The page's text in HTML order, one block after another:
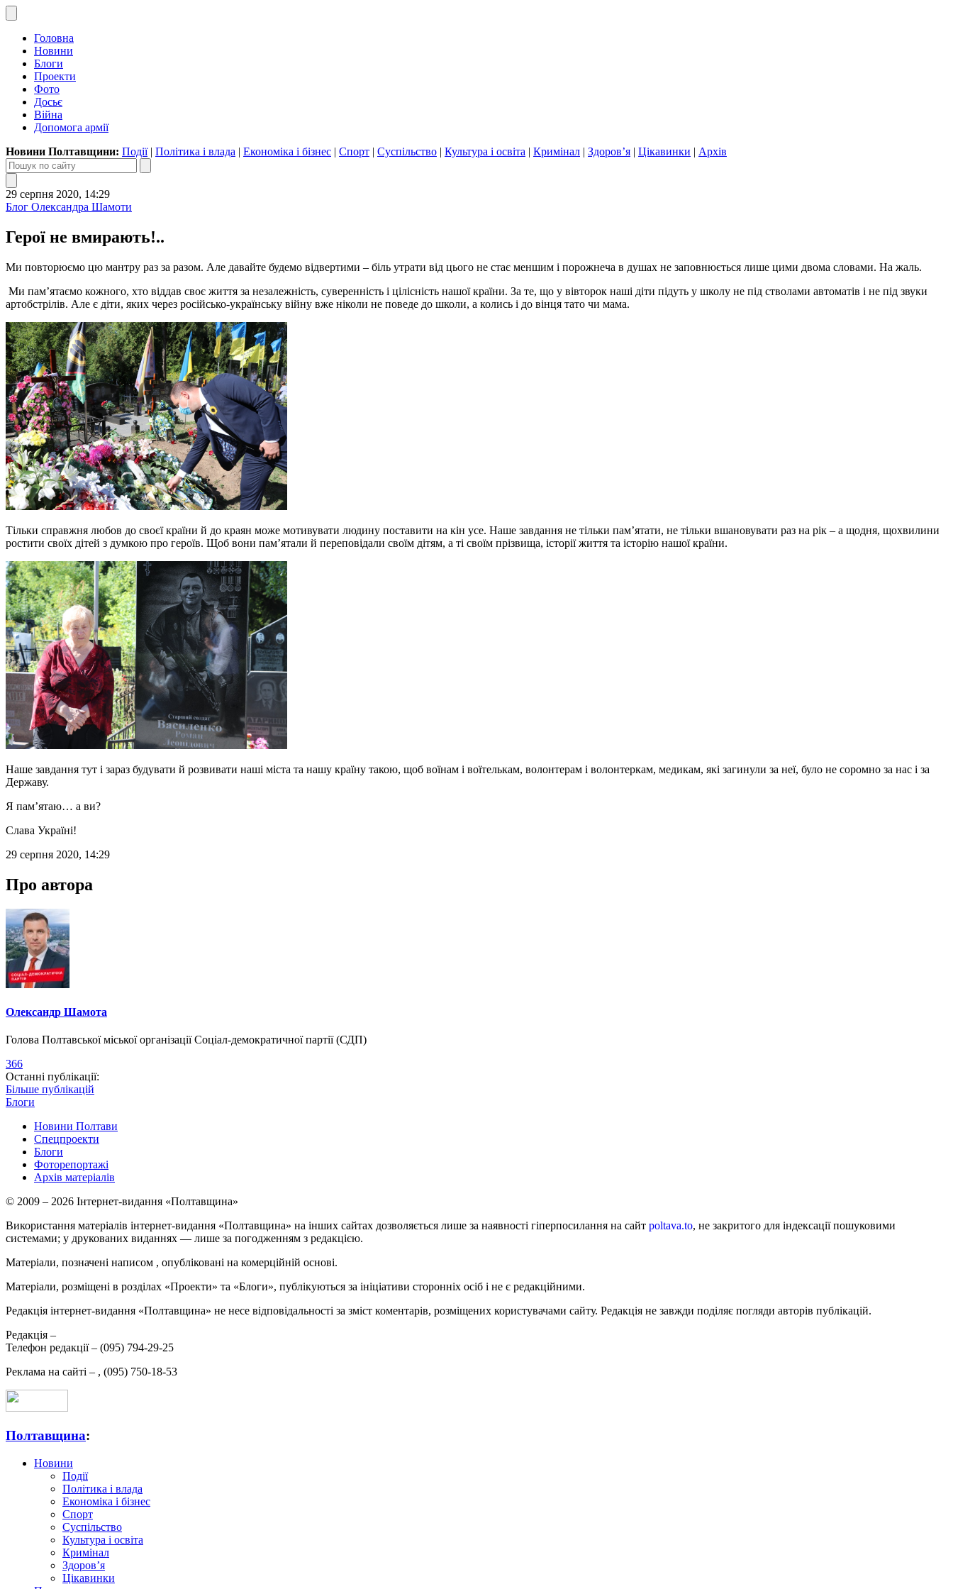
Головна
Новини
Блоги
Проекти
Фото
Досьє
Війна
Допомога армії
Новини Полтавщини: Події| Політика і влада | Економіка і бізнес | Спорт | Суспільство | Культура і освіта | Кримінал | Здоров’я | Цікавинки | Архів
29 серпня 2020, 14:29
Блог Олександра Шамоти
Герої не вмирають!..
Ми повторюємо цю мантру раз за разом. Але давайте будемо відвертими – біль утрати від цього не стає меншим і порожнеча в душах не заповнюється лише цими двома словами. На жаль.
Ми пам’ятаємо кожного, хто віддав своє життя за незалежність, суверенність і цілісність нашої країни. За те, що у вівторок наші діти підуть у школу не під стволами автоматів і не під звуки
артобстрілів. Але є діти, яких через російсько-українську війну вже ніколи не поведе до школи, а колись і до вінця тато чи мама.
Тільки справжня любов до своєї країни й до краян може мотивувати людину поставити на кін усе. Наше завдання не тільки пам’ятати, не тільки вшановувати раз на рік – а щодня, щохвилини
ростити своїх дітей з думкою про героїв. Щоб вони пам’ятали й переповідали своїм дітям, а ті своїм прізвища, історії життя та історію нашої країни.
Наше завдання тут і зараз будувати й розвивати наші міста та нашу країну такою, щоб воїнам і воїтелькам, волонтерам і волонтеркам, медикам, які загинули за неї, було не соромно за нас і за
Державу.
Я пам’ятаю… а ви?
Слава Україні!
29 серпня 2020, 14:29
Про автора
Олександр Шамота
Голова Полтавської міської організації Соціал-демократичної партії (СДП)
366
Останні публікації:
Більше публікацій
Блоги
Новини Полтави
Спецпроекти
Блоги
Фоторепортажі
Архів матеріалів
© 2009 – 2026 Інтернет-видання «Полтавщина»
Використання матеріалів інтернет-видання «Полтавщина» на інших сайтах дозволяється лише за наявності гіперпосилання на сайт poltava.to, не закритого для індексації пошуковими
системами; у друкованих виданнях — лише за погодженням з редакцією.
Матеріали, позначені написом , опубліковані на комерційній основі.
Матеріали, розміщені в розділах «Проекти» та «Блоги», публікуються за ініціативи сторонніх осіб і не є редакційними.
Редакція інтернет-видання «Полтавщина» не несе відповідальності за зміст коментарів, розміщених користувачами сайту. Редакція не завжди поділяє погляди авторів публікацій.
Редакція –
Телефон редакції – (095) 794-29-25
Реклама на сайті – , (095) 750-18-53
Полтавщина:
Новини
Події
Політика і влада
Економіка і бізнес
Спорт
Суспільство
Культура і освіта
Кримінал
Здоров’я
Цікавинки